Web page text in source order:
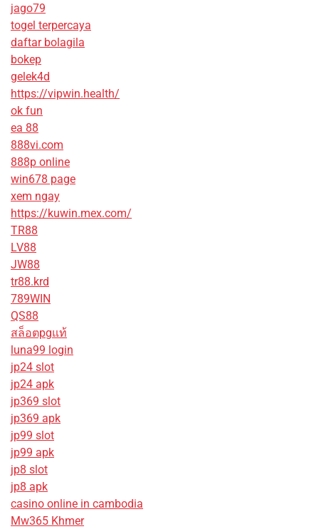
jago79
togel terpercaya
daftar bolagila
bokep
gelek4d
https://vipwin.health/
ok fun
ea 88
888vi.com
888p online
win678 page
xem ngay
https://kuwin.mex.com/
TR88
LV88
JW88
tr88.krd
789WIN
QS88
สล็อตpgแท้
luna99 login
jp24 slot
jp24 apk
jp369 slot
jp369 apk
jp99 slot
jp99 apk
jp8 slot
jp8 apk
casino online in cambodia
Mw365 Khmer